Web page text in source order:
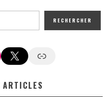
RECHERCHER
X Google News
ARTICLES